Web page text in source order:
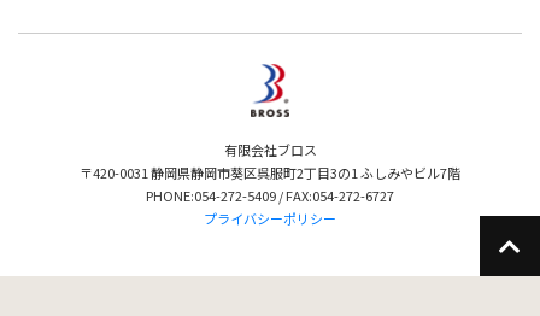
有限会社ブロス
〒420-0031 静岡県静岡市葵区呉服町2丁目3の1 ふしみやビル7階
PHONE:054-272-5409 / FAX:054-272-6727
プライバシーポリシー